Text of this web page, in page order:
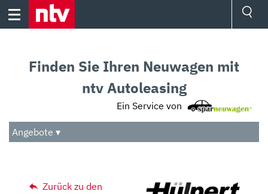
Skip
Audio
Das Beste
Finden Sie Ihren Neuwagen mit
ntv Autoleasing
Ein Service von
Angebote ▾
Zurück zu den